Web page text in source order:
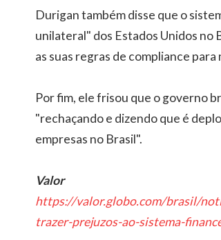
Durigan também disse que o
unilateral" dos Estados Unidos no
as suas regras de compliance
Por fim, ele frisou que o governo
"rechaçando e dizendo que é
empresas no Brasil".
Valor
https://valor.globo.com/brasil/
trazer-prejuzos-ao-sistema-